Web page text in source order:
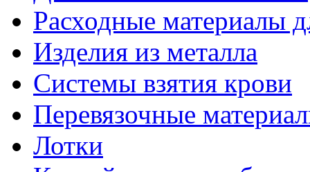
Расходные материалы
Изделия из металла
Системы взятия крови
Перевязочные
Лотки